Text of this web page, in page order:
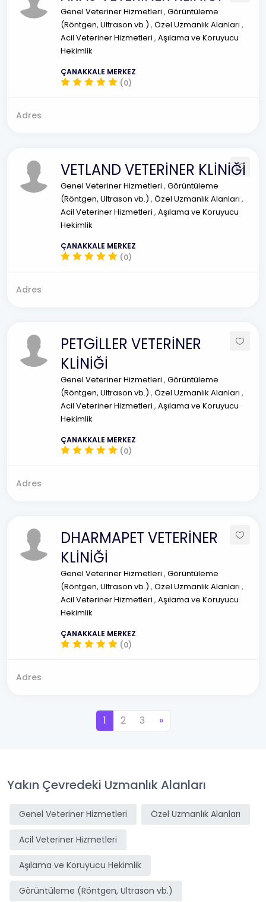
Genel Veteriner Hizmetleri , Görüntüleme
(Röntgen, Ultrason vb.) , Özel Uzmanlık Alanları ,
Acil Veteriner Hizmetleri , Aşılama ve Koruyucu
Hekimlik
ÇANAKKALE MERKEZ
(0)
Adres
VETLAND VETERİNER KLİNİĞİ
Genel Veteriner Hizmetleri , Görüntüleme
(Röntgen, Ultrason vb.) , Özel Uzmanlık Alanları ,
Acil Veteriner Hizmetleri , Aşılama ve Koruyucu
Hekimlik
ÇANAKKALE MERKEZ
(0)
Adres
PETGİLLER VETERİNER
KLİNİĞİ
Genel Veteriner Hizmetleri , Görüntüleme
(Röntgen, Ultrason vb.) , Özel Uzmanlık Alanları ,
Acil Veteriner Hizmetleri , Aşılama ve Koruyucu
Hekimlik
ÇANAKKALE MERKEZ
(0)
Adres
DHARMAPET VETERİNER
KLİNİĞİ
Genel Veteriner Hizmetleri , Görüntüleme
(Röntgen, Ultrason vb.) , Özel Uzmanlık Alanları ,
Acil Veteriner Hizmetleri , Aşılama ve Koruyucu
Hekimlik
ÇANAKKALE MERKEZ
(0)
Adres
1 2 3 »
Yakın Çevredeki Uzmanlık Alanları
Genel Veteriner Hizmetleri Özel Uzmanlık Alanları
Acil Veteriner Hizmetleri
Aşılama ve Koruyucu Hekimlik
Görüntüleme (Röntgen, Ultrason vb.)